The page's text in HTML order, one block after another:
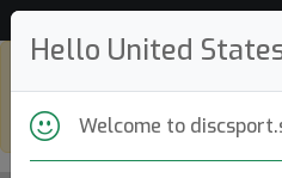
Hello United
Welcome to
go to